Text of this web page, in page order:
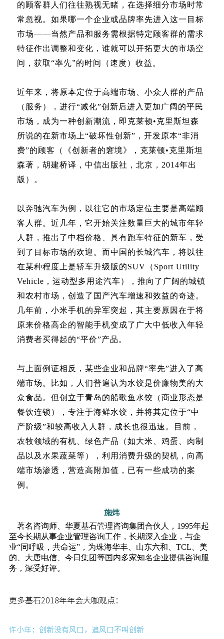
的顾客群人们往往熟视无睹，在选择细分市场时常
常忽视。如果哪一个企业或品牌率先进入这一目标
市场——当然产品和服务需根据特定顾客群的需求
特征作出调整和变化，谁就可以开拓更大的市场空
间，获取“率先”的时间（速度）收益。
近年来，将原本定位于高端市场、小众人群的产品
（服务），进行“减化”创新后进入更加广阔的平民
市场，成为一种创新潮流，即克莱顿•克里斯坦森
所说的在新市场上“破坏性创新”，开发原本“非消
费”的顾客（《创新者的窘境》，克莱顿•克里斯坦
森著，胡建桥译，中信出版社，北京，2014年出
版）。
以奔驰汽车为例，以往它的市场定位主要是高端顾
客人群。近几年，它开始关注数量巨大的城市年轻
人群，推出了中档价格、具有跑车特征的新车，受
到了目标市场的欢迎。而中国的长城汽车，将以往
在某种程度上是轿车升级版的SUV（Sport Utility
Vehicle，运动型多用途汽车），推向了广阔的城镇
和农村市场，创造了国产汽车增速和效益的奇迹。
几年前，小米手机的异军突起，其主要原因在于将
原来价格高企的智能手机变成了广大中低收入年轻
消费者买得起的“平价”产品。
与上面例证相反，某些企业和品牌“率先”进入了高
端市场。比如，人们普遍认为水饺是价廉物美的大
众食品。但创立于青岛的船歌鱼水饺（商业形态是
餐饮连锁），专注于海鲜水饺，并将其定位于“中
产阶级”和较高收入人群，成长也很迅速。目前，
农牧领域的有机、绿色产品（如大米、鸡蛋、肉制
品以及水果蔬菜等），利用消费升级的契机，向高
端市场渗透，营造高附加值，已有一些成功的案
例。
施炜
著名咨询师、华夏基石管理咨询集团合伙人，1995年起
至今长期从事企业管理咨询工作，长期深入企业，与企
业“同呼吸，共命运”，为珠海华丰、山东六和、TCL、美
的、大唐电信、今日集团等国内多家知名企业提供咨询服
务，深受好评。
更多基石2018年年会大咖观点：
许小年：创新没有风口，追风口不叫创新